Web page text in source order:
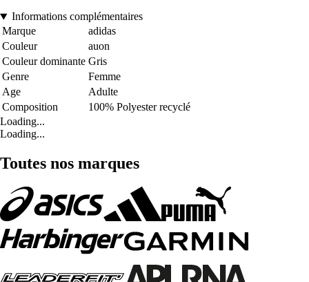
Informations complémentaires
Marque
adidas
Couleur
auon
Couleur dominante Gris
Genre
Femme
Age
Adulte
Composition
100% Polyester recyclé
Loading...
Loading...
Toutes nos marques